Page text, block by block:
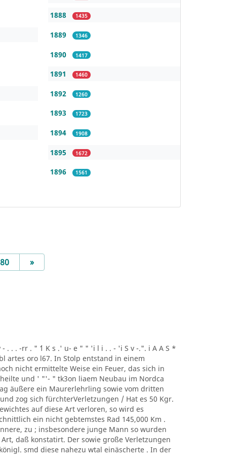
1888 1435
1889 1346
1890 1417
1891 1460
1892 1260
1893 1723
1894 1908
1895 1672
1896 1561
»Next
. . . -rr . " ´1 K s .' u- e " " 'i l i . . - 'i S v -.". i A A S *
artes oro l67. In Stolp entstand in einem
nicht ermittelte Weise ein Feuer, das sich in
und ' "'- " tk3on liaem Neubau im Nordca
äußere ein Maurerlehrling sowie vom dritten
zog sich fürchterVerletzungen / Hat es 50 Kgr.
auf diese Art verloren, so wird es
ein nicht gebtemstes Rad 145,000 Km .
zu ; insbesondere junge Mann so wurden
daß konstatirt. Der sowie große Verletzungen
smd diese nahezu wtal einäscherte . In der